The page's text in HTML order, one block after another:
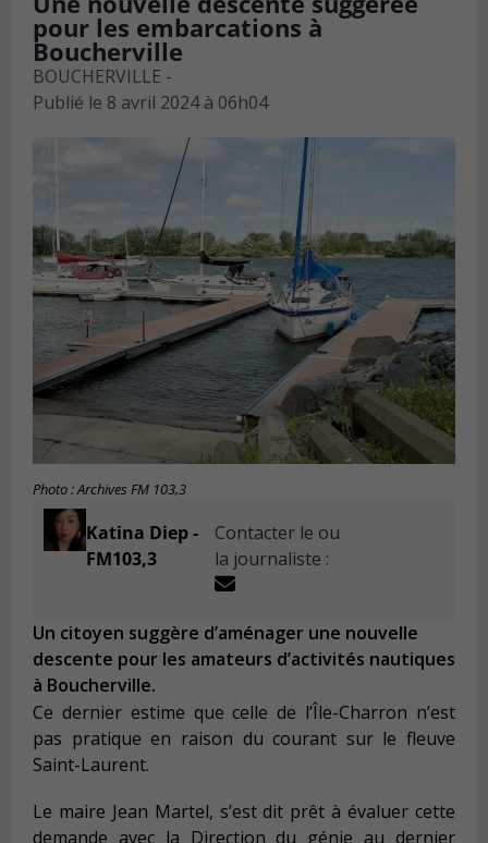
pour les embarcations à
Boucherville
BOUCHERVILLE -
Publié le 8 avril 2024 à 06h04
Photo : Archives FM 103,3
Katina Diep -
FM103,3
Contacter le ou
la journaliste :
Un citoyen suggère d’aménager une nouvelle
descente pour les amateurs d’activités nautiques
à Boucherville.
Ce dernier estime que celle de l’Île-Charron n’est
pas pratique en raison du courant sur le fleuve
Saint-Laurent.
Le maire Jean Martel, s’est dit prêt à évaluer cette
demande avec la Direction du génie au dernier